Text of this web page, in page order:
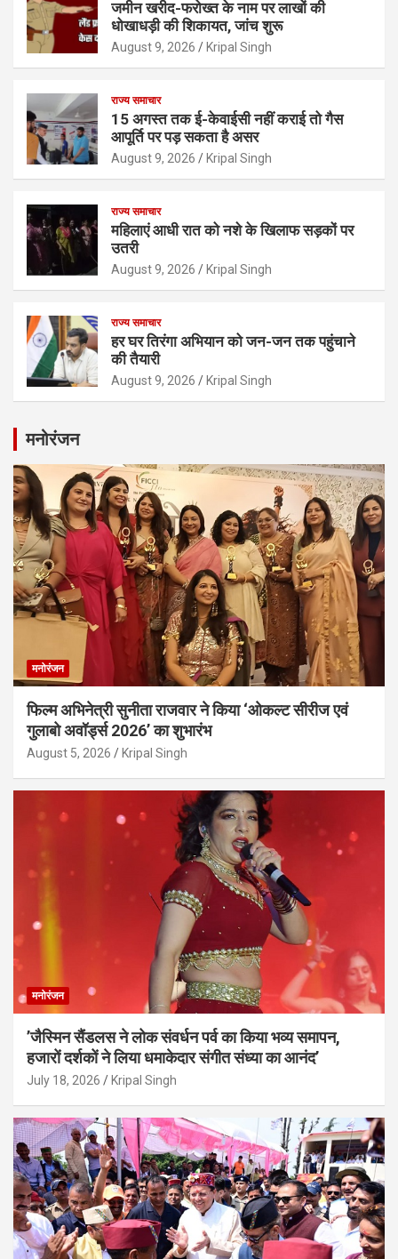
जमीन खरीद-फरोख्त के नाम पर लाखों की
धोखाधड़ी की शिकायत, जांच शुरू
August 9, 2026 Kripal Singh
राज्य समाचार
15 अगस्त तक ई-केवाईसी नहीं कराई तो गैस
आपूर्ति पर पड़ सकता है असर
August 9, 2026 Kripal Singh
राज्य समाचार
महिलाएं आधी रात को नशे के खिलाफ सड़कों पर
उतरी
August 9, 2026 Kripal Singh
राज्य समाचार
हर घर तिरंगा अभियान को जन-जन तक पहुंचाने
की तैयारी
August 9, 2026 Kripal Singh
मनोरंजन
मनोरंजन
फिल्म अभिनेत्री सुनीता राजवार ने किया ‘ओकल्ट सीरीज एवं
गुलाबो अवॉर्ड्स 2026’ का शुभारंभ
August 5, 2026 Kripal Singh
मनोरंजन
’जैस्मिन सैंडलस ने लोक संवर्धन पर्व का किया भव्य समापन,
हजारों दर्शकों ने लिया धमाकेदार संगीत संध्या का आनंद’
July 18, 2026 Kripal Singh